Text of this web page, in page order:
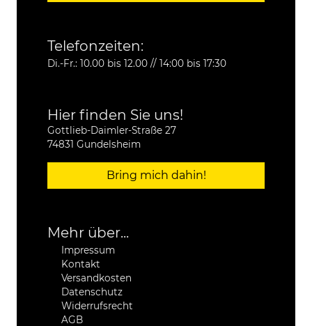
Telefonzeiten:
Di.-Fr.: 10.00 bis 12.00 // 14:00 bis 17:30
Hier finden Sie uns!
Gottlieb-Daimler-Straße 27
74831 Gundelsheim
Bring mich dahin!
Mehr über...
Impressum
Kontakt
Versandkosten
Datenschutz
Widerrufsrecht
AGB